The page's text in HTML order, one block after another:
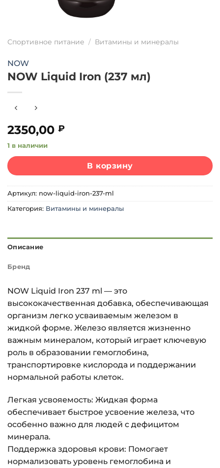
Спортивное питание / Витамины и минералы
NOW
NOW Liquid Iron (237 мл)
2350,00 ₽
1 в наличии
В корзину
Артикул: now-liquid-iron-237-ml
Категория: Витамины и минералы
Описание
Бренд
NOW Liquid Iron 237 ml — это
высококачественная добавка, обеспечивающая
организм легко усваиваемым железом в
жидкой форме. Железо является жизненно
важным минералом, который играет ключевую
роль в образовании гемоглобина,
транспортировке кислорода и поддержании
нормальной работы клеток.
Легкая усвояемость: Жидкая форма
обеспечивает быстрое усвоение железа, что
особенно важно для людей с дефицитом
минерала.
Поддержка здоровья крови: Помогает
нормализовать уровень гемоглобина и